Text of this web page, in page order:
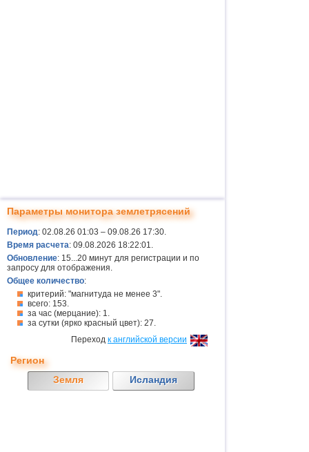
Параметры монитора землетрясений
Период: 02.08.26 01:03 – 09.08.26 17:30.
Время расчета: 09.08.2026 18:22:01.
Обновление: 15...20 минут для регистрации и по
запросу для отображения.
Общее количество:
критерий: "магнитуда не менее 3".
всего: 153.
за час (мерцание): 1.
за сутки (ярко красный цвет): 27.
Переход к английской версии
Регион
Земля
Исландия